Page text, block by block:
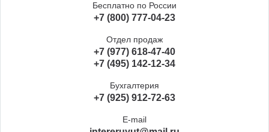
Бесплатно по России
+7 (800) 777-04-23
Отдел продаж
+7 (977) 618-47-40
+7 (495) 142-12-34
Бухгалтерия
+7 (925) 912-72-63
E-mail